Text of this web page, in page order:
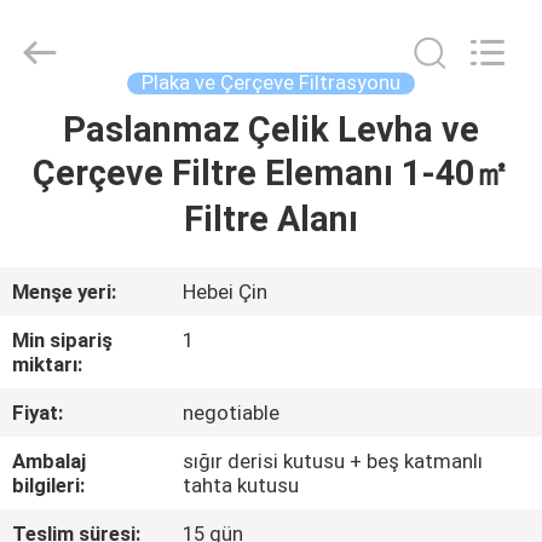
ÜRÜNLER
VIDEOLAR
HAKKIMIZDA
TURU
Plaka ve Çerçeve Filtrasyonu
Paslanmaz Çelik Levha ve
Çerçeve Filtre Elemanı 1-40㎡
Filtre Alanı
Menşe yeri:
Hebei Çin
Min sipariş
miktarı:
1
Fiyat:
negotiable
Ambalaj
bilgileri:
sığır derisi kutusu + beş katmanlı
tahta kutusu
Teslim süresi:
15 gün